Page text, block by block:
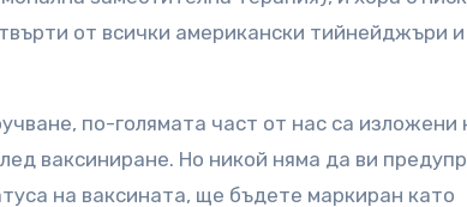
от всички американски тийнейджъри и
по-голямата част от нас са изложени
ваксиниране. Но никой няма да ви
на ваксината, ще бъдете маркиран като